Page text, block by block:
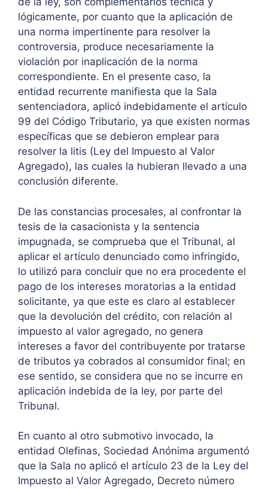
lógicamente, por cuanto que la aplicación de
una norma impertinente para resolver la
controversia, produce necesariamente la
violación por inaplicación de la norma
correspondiente. En el presente caso, la
entidad recurrente manifiesta que la Sala
sentenciadora, aplicó indebidamente el artículo
99 del Código Tributario, ya que existen normas
específicas que se debieron emplear para
resolver la litis (Ley del Impuesto al Valor
Agregado), las cuales la hubieran llevado a una
conclusión diferente.
De las constancias procesales, al confrontar la
tesis de la casacionista y la sentencia
impugnada, se comprueba que el Tribunal, al
aplicar el artículo denunciado como infringido,
lo utilizó para concluir que no era procedente el
pago de los intereses moratorias a la entidad
solicitante, ya que este es claro al establecer
que la devolución del crédito, con relación al
impuesto al valor agregado, no genera
intereses a favor del contribuyente por tratarse
de tributos ya cobrados al consumidor final; en
ese sentido, se considera que no se incurre en
aplicación indebida de la ley, por parte del
Tribunal.
En cuanto al otro submotivo invocado, la
entidad Olefinas, Sociedad Anónima argumentó
que la Sala no aplicó el artículo 23 de la Ley del
Impuesto al Valor Agregado, Decreto número